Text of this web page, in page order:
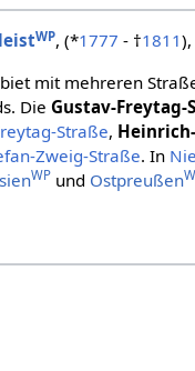
WP, (*1777 - †1811
mit mehreren
DieGustav-Freytag-
Straße,
Zweig-Straße. In
WP und Ostpreußen